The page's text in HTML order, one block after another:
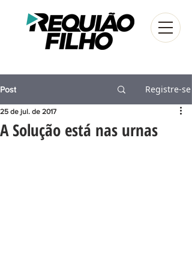
Post Registre-se
A Solução está nas urnas
25 de jul. de 2017